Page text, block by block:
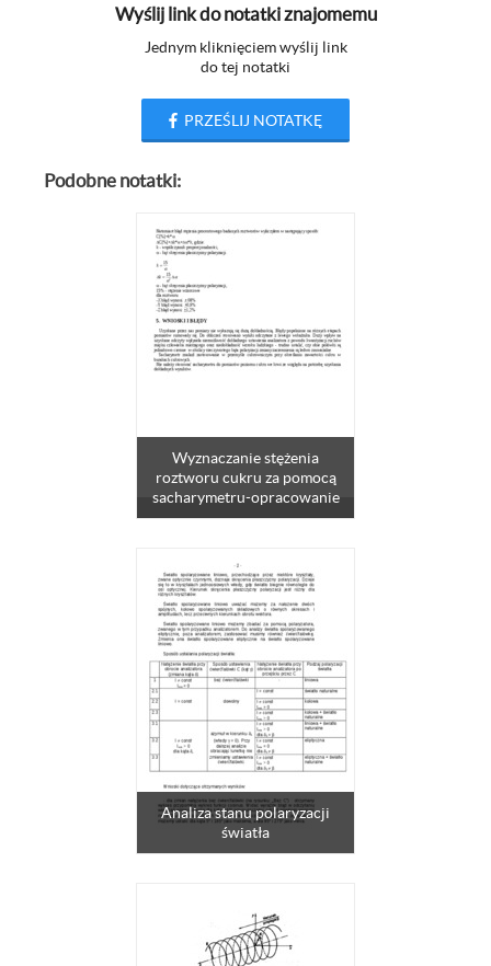
Wyślij link do notatki znajomemu
Jednym kliknięciem wyślij link
do tej notatki
PRZEŚLIJ NOTATKĘ
Podobne notatki:
Wyznaczanie stężenia
roztworu cukru za pomocą
sacharymetru-opracowanie
Analiza stanu polaryzacji
światła